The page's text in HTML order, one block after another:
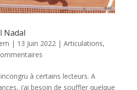
Nadal
| 13 Juin 2022| Articulations,
à certains lecteurs. A
j’ai besoin de souffler quelque